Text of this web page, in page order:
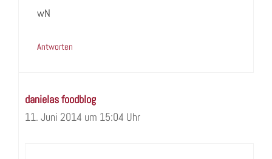
wN
Antworten
danielas foodblog
11. Juni 2014 um 15:04 Uhr